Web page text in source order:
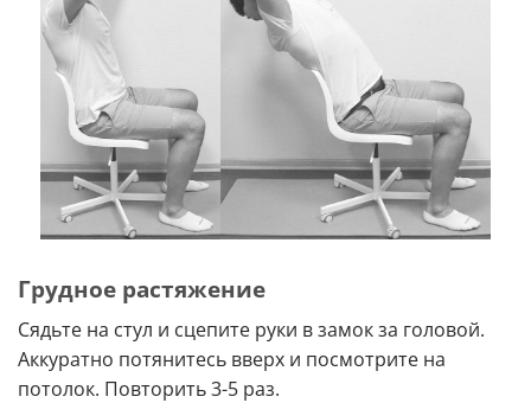
Грудное растяжение
Сядьте на стул и сцепите руки в замок за головой.
Аккуратно потянитесь вверх и посмотрите на
потолок. Повторить 3-5 раз.